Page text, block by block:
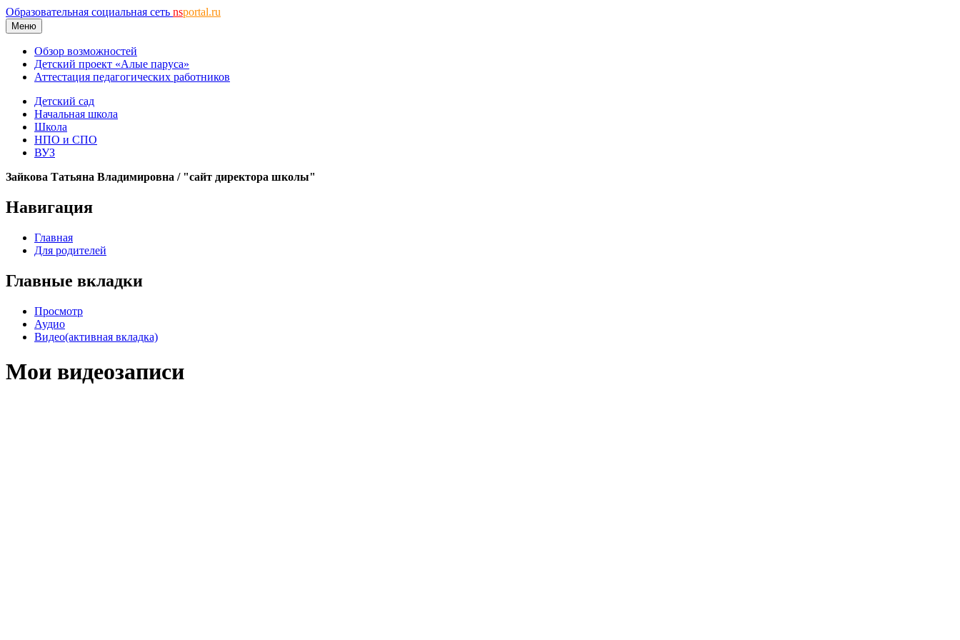
Образовательная социальная сеть nsportal.ru
Меню
Обзор возможностей
Детский проект «Алые паруса»
Аттестация педагогических работников
Детский сад
Начальная школа
Школа
НПО и СПО
ВУЗ
Зайкова Татьяна Владимировна / "сайт директора школы"
Навигация
Главная
Для родителей
Главные вкладки
Просмотр
Аудио
Видео(активная вкладка)
Мои видеозаписи